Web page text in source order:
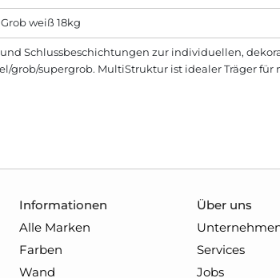
weiß 18kg
Schluss­beschich­tungen zur individuellen,
grob/supergrob. MultiStruktur ist idealer Träger für
Informationen
Alle Marken
Farben
Wand
Über uns
Services
Jobs